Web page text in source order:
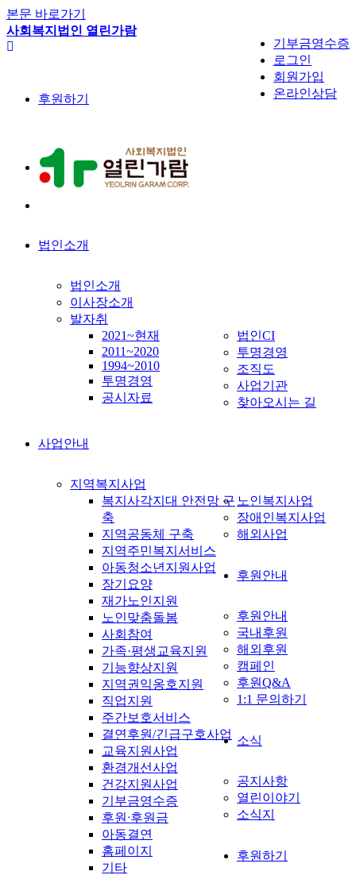
본문 바로가기
기부금영수증
로그인
회원가입
온라인상담
사회복지법인 열린가람
후원하기
법인소개
법인소개
이사장소개
발자취
2021~현재
2011~2020
1994~2010
법인CI
투명경영
투명경영
공시자료
조직도
사업기관
찾아오시는 길
사업안내
지역복지사업
복지사각지대 안전망 구
축
지역공동체 구축
지역주민복지서비스
아동청소년지원사업
노인복지사업
장기요양
재가노인지원
노인맞춤돌봄
사회참여
장애인복지사업
가족·평생교육지원
기능향상지원
지역권익옹호지원
직업지원
주간보호서비스
해외사업
결연후원/긴급구호사업
교육지원사업
환경개선사업
건강지원사업
후원안내
후원안내
국내후원
해외후원
캠페인
후원Q&A
기부금영수증
후원ᐧ후원금
아동결연
홈페이지
기타
1:1 문의하기
소식
공지사항
열린이야기
소식지
후원하기